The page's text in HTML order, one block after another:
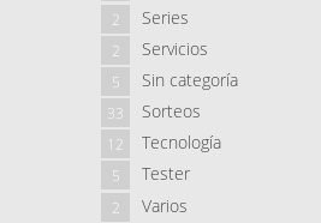
Series
2
Servicios
2
Sin categoría
5
Sorteos
33
Tecnología
12
Tester
5
Varios
2